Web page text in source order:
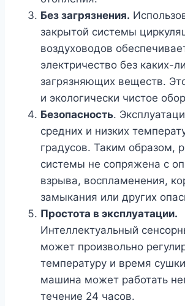
Без загрязнения.
закрытой системы
воздуховодов
электричество без каких-
загрязняющих веществ.
и экологически чистое
Безопасность.
средних и низких
градусов. Таким образом,
системы не сопряжена с
взрыва, воспламенения,
замыкания или других
Простота в эксплуатации.
Интеллектуальный
может произвольно
температуру и время
машина может работать
течение 24 часов.